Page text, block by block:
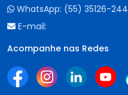
WhatsApp: (55) 35126-244
E-mail:
Acompanhe nas Redes